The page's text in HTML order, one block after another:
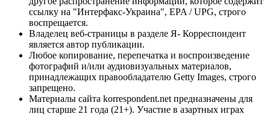
ссылку на "Интерфакс-Украина", EPA / UPG, строго
воспрещается.
Владелец веб-страницы в разделе Я- Корреспондент
является автор публикации.
Любое копирование, перепечатка и воспроизведение
фотографий и/или аудиовизуальных материалов,
принадлежащих правообладателю Getty Images, строго
запрещено.
Материалы сайта korrespondent.net предназначены для
лиц старше 21 года (21+). Участие в азартных играх